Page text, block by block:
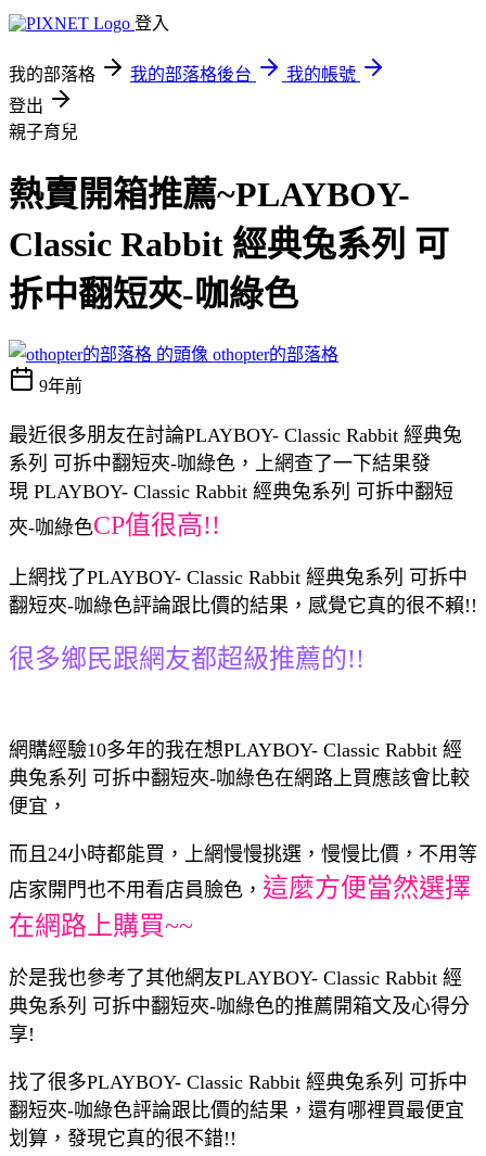
登入
我的部落格 我的部落格後台
我的帳號
登出
親子育兒
熱賣開箱推薦~PLAYBOY-
Classic Rabbit 經典兔系列 可
拆中翻短夾-咖綠色
othopter的部落格
9年前
最近很多朋友在討論PLAYBOY- Classic Rabbit 經典兔
系列 可拆中翻短夾-咖綠色，上網查了一下結果發
現 PLAYBOY- Classic Rabbit 經典兔系列 可拆中翻短
夾-咖綠色CP值很高!!
上網找了PLAYBOY- Classic Rabbit 經典兔系列 可拆中
翻短夾-咖綠色評論跟比價的結果，感覺它真的很不賴!!
很多鄉民跟網友都超級推薦的!!
網購經驗10多年的我在想PLAYBOY- Classic Rabbit 經
典兔系列 可拆中翻短夾-咖綠色在網路上買應該會比較
便宜，
而且24小時都能買，上網慢慢挑選，慢慢比價，不用等
店家開門也不用看店員臉色， 這麼方便當然選擇
在網路上購買~~
於是我也參考了其他網友PLAYBOY- Classic Rabbit 經
典兔系列 可拆中翻短夾-咖綠色的推薦開箱文及心得分
享!
找了很多PLAYBOY- Classic Rabbit 經典兔系列 可拆中
翻短夾-咖綠色評論跟比價的結果，還有哪裡買最便宜
划算，發現它真的很不錯!!